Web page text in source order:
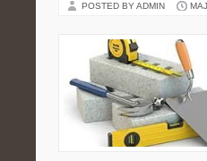
POSTED BY ADMIN